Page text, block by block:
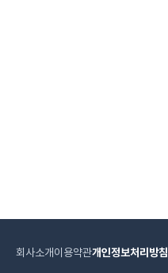
회사소개이용약관개인정보처리방침